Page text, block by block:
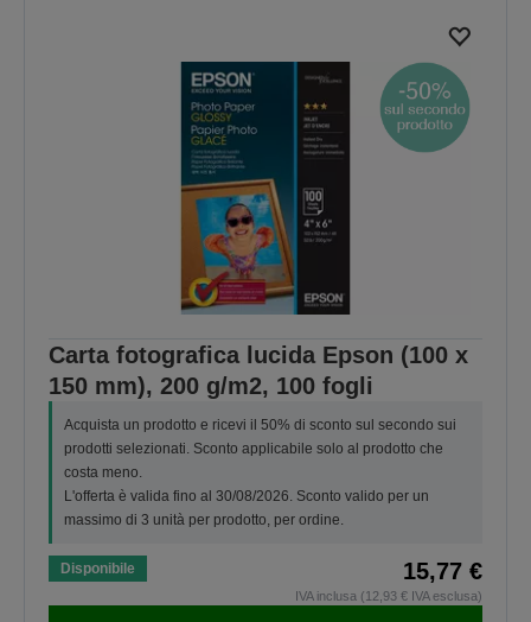
Carta fotografica lucida Epson (100 x
150 mm), 200 g/m2, 100 fogli
Acquista un prodotto e ricevi il 50% di sconto sul secondo sui
prodotti selezionati. Sconto applicabile solo al prodotto che
costa meno.
L'offerta è valida fino al 30/08/2026. Sconto valido per un
massimo di 3 unità per prodotto, per ordine.
Disponibile 15,77 €
IVA inclusa (12,93 € IVA esclusa)